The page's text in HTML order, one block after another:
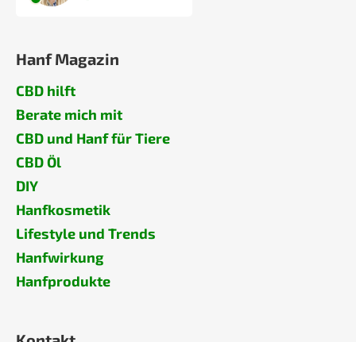
Hanf Magazin
CBD hilft
Berate mich mit
CBD und Hanf für Tiere
CBD Öl
DIY
Hanfkosmetik
Lifestyle und Trends
Hanfwirkung
Hanfprodukte